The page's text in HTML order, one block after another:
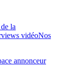
la
vidéoNos
annonceur